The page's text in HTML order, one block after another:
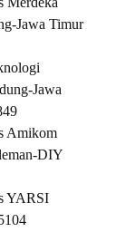
Jawa Timur
Jawa
Amikom
DIY
YARSI